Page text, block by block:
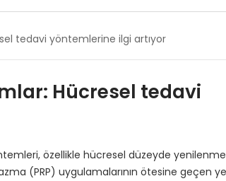
tedavi yöntemlerine ilgi artıyor
Hücresel tedavi
özellikle hücresel düzeyde
(PRP) uygulamalarının ötesine geçen